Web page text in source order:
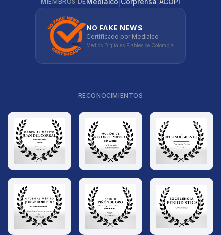
MIEMBROS DEMedialco Corprensa ACOPI
NO FAKE NEWS
Certificado por Medialco
Medios Digitales Fiables de Colombia
RECONOCIMIENTOS